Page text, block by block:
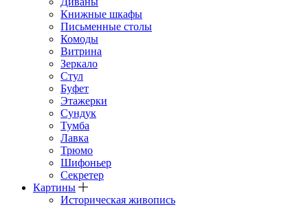
Книжные шкафы
Письменные столы
Комоды
Витрина
Зеркало
Стул
Буфет
Этажерки
Сундук
Тумба
Лавка
Трюмо
Шифоньер
Секретер
Картины
Историческая живопись